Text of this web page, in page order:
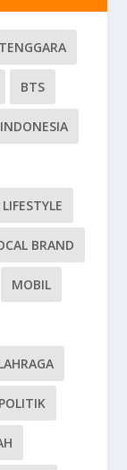
BTS
INDONESIA
LIFESTYLE
BRAND
MOBIL
POLITIK